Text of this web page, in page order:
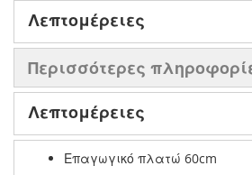
Λεπτομέρειες
Περισσότερες
Λεπτομέρειες
Επαγωγικό πλατώ 60cm